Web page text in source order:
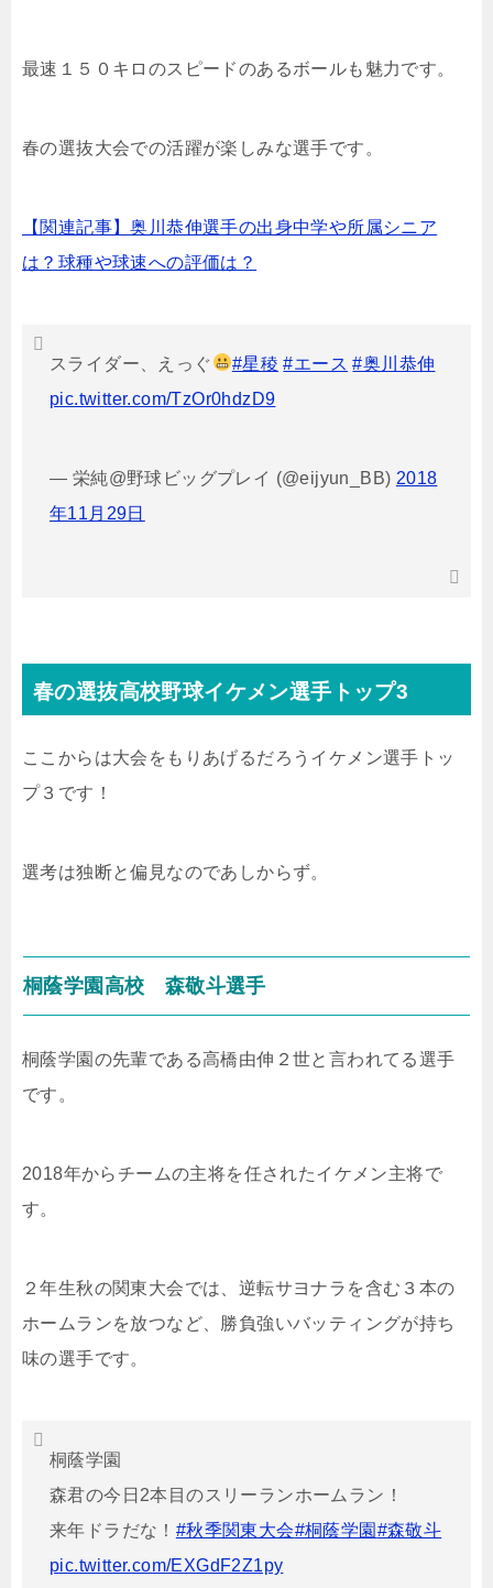
最速１５０キロのスピードのあるボールも魅力です。
春の選抜大会での活躍が楽しみな選手です。
【関連記事】奥川恭伸選手の出身中学や所属シニア
は？球種や球速への評価は？
スライダー、えっぐ #星稜 #エース #奥川恭伸
pic.twitter.com/TzOr0hdzD9
— 栄純@野球ビッグプレイ (@eijyun_BB) 2018
年11月29日
春の選抜高校野球イケメン選手トップ3
ここからは大会をもりあげるだろうイケメン選手トッ
プ３です！
選考は独断と偏見なのであしからず。
桐蔭学園高校 森敬斗選手
桐蔭学園の先輩である高橋由伸２世と言われてる選手
です。
2018年からチームの主将を任されたイケメン主将で
す。
２年生秋の関東大会では、逆転サヨナラを含む３本の
ホームランを放つなど、勝負強いバッティングが持ち
味の選手です。
桐蔭学園
森君の今日2本目のスリーランホームラン！
来年ドラだな！ #秋季関東大会#桐蔭学園 #森敬斗
pic.twitter.com/EXGdF2Z1py